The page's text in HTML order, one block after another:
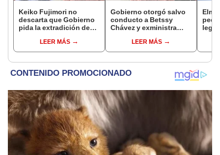
Keiko Fujimori no
descarta que Gobierno
pida la extradición de
dentro de nuestras
facultades"
LEER MÁS
Gobierno otorgó salvo
conducto a Betssy
Chávez y exministra
madrugadaLEER MÁS